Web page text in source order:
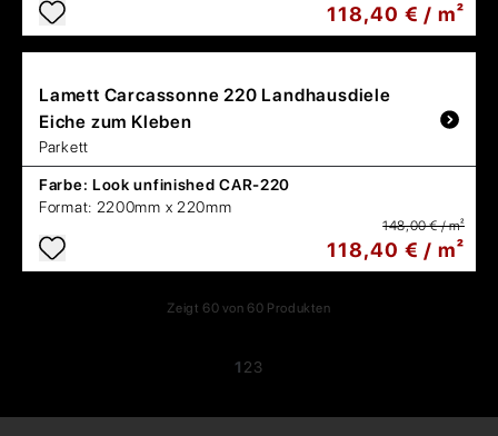
118,40 € / m²
Lamett Carcassonne 220 Landhausdiele
Eiche zum Kleben
Parkett
Farbe: Look unfinished CAR-220
Format: 2200mm x 220mm
148,00 € / m²
118,40 € / m²
Zeigt 60 von 60 Produkten
1 23